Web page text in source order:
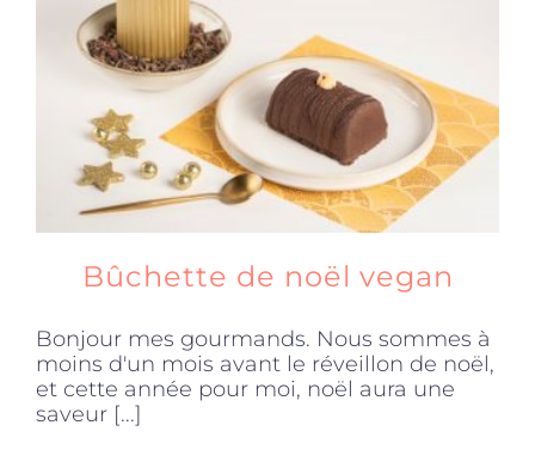
Produits sains
Click and collect
Traiteur
Accessoires
Bûchette de noël vegan
Bonjour mes gourmands. Nous sommes à
moins d'un mois avant le réveillon de noël,
et cette année pour moi, noël aura une
saveur [...]